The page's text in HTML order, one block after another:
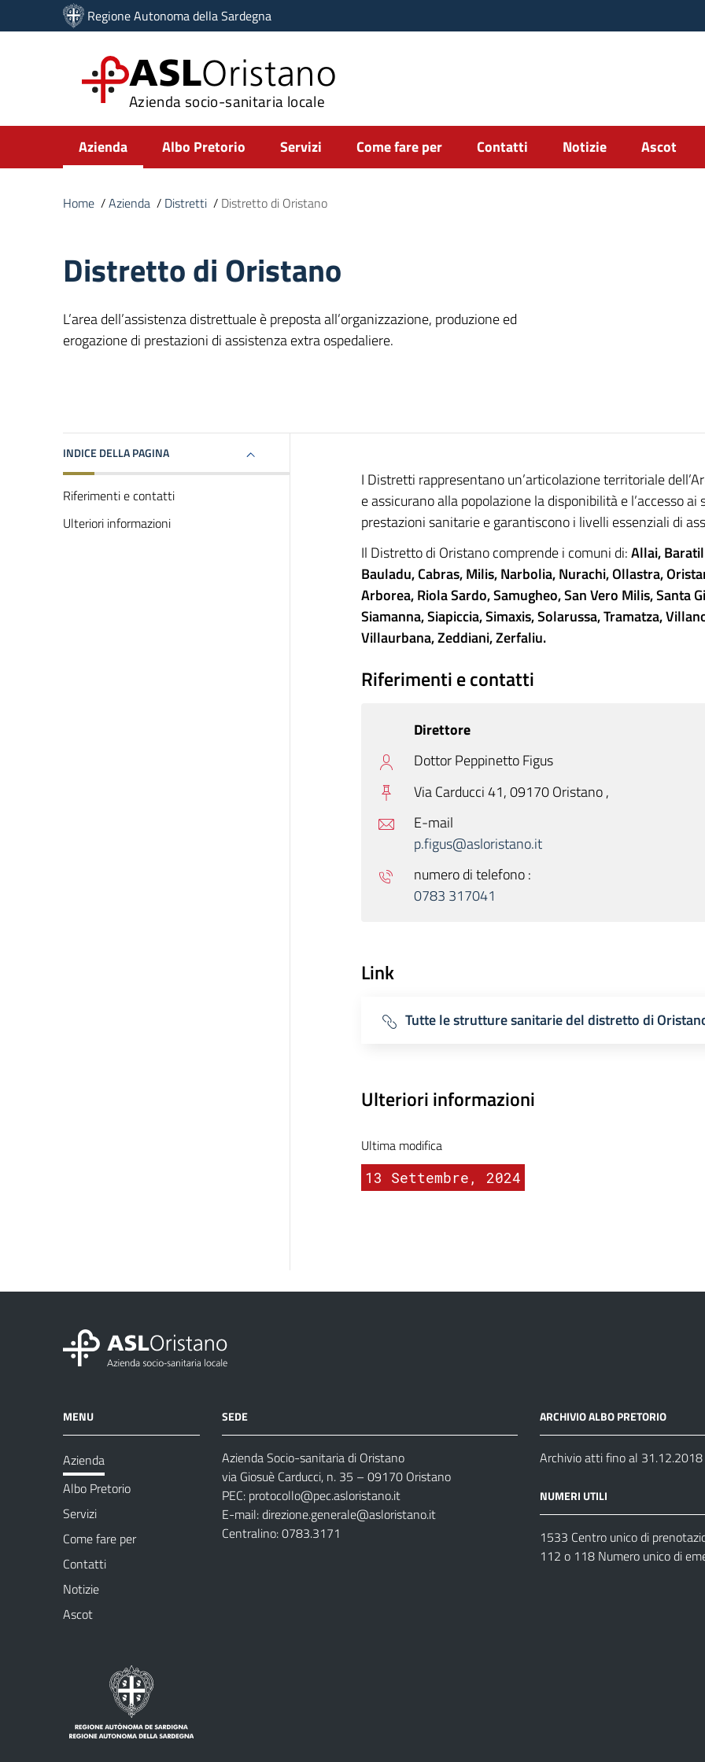
Vai ai contenuti
Vai al menu di navigazione
Regione Autonoma della Sardegna
ASLOristano
Azienda socio-sanitaria locale
Submenu
Azienda Albo Pretorio Servizi Come fare per Contatti Notizie Ascot
Home /Azienda / Distretti / Distretto di Oristano
Distretto di Oristano
L’area dell’assistenza distrettuale è preposta all’organizzazione, produzione ed
erogazione di prestazioni di assistenza extra ospedaliere.
INDICE DELLA PAGINA
Riferimenti e contatti
Ulteriori informazioni
I Distretti rappresentano un’articolazione territoriale
e assicurano alla popolazione la disponibilità e l’accesso ai
prestazioni sanitarie e garantiscono i livelli essenziali di
Il Distretto di Oristano comprende i comuni di:Allai,
Bauladu, Cabras, Milis, Narbolia, Nurachi, Ollastra,
Arborea, Riola Sardo, Samugheo, San Vero Milis, Santa
Siamanna, Siapiccia, Simaxis, Solarussa, Tramatza,
Villaurbana, Zeddiani, Zerfaliu.
Riferimenti e contatti
Direttore
Dottor Peppinetto Figus
Via Carducci 41, 09170 Oristano ,
E-mail
p.figus@asloristano.it
numero di telefono :
0783 317041
Link
Tutte le strutture sanitarie del distretto di
Ulteriori informazioni
Ultima modifica
13 Settembre, 2024
MENU
Azienda
Albo Pretorio
Servizi
Come fare per
Contatti
Notizie
Ascot
SEDE
Azienda Socio-sanitaria di Oristano
via Giosuè Carducci, n. 35 – 09170 Oristano
PEC: protocollo@pec.asloristano.it
E-mail:direzione.generale@asloristano.it
Centralino: 0783.3171
ARCHIVIO ALBO PRETORIO
Archivio atti fino al 31.12.2018
NUMERI UTILI
1533 Centro unico di
112 o 118 Numero unico di